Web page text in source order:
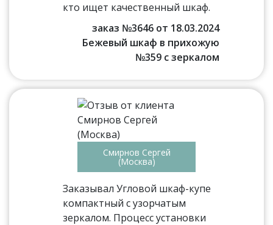
кто ищет качественный шкаф.
заказ №3646 от 18.03.2024
Бежевый шкаф в прихожую
№359 с зеркалом
Смирнов Сергей
(Москва)
Заказывал Угловой шкаф-купе
компактный с узорчатым
зеркалом. Процесс установки